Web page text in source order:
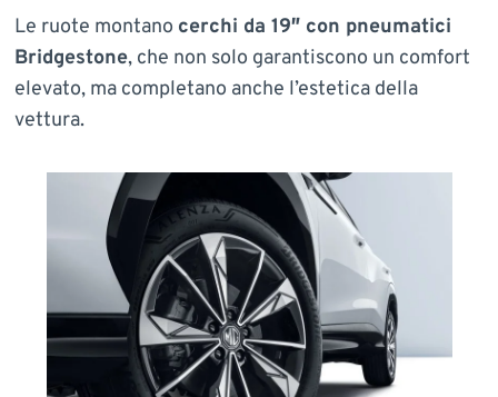
Le ruote montano cerchi da 19″ con pneumatici
Bridgestone, che non solo garantiscono un comfort
elevato, ma completano anche l’estetica della
vettura.